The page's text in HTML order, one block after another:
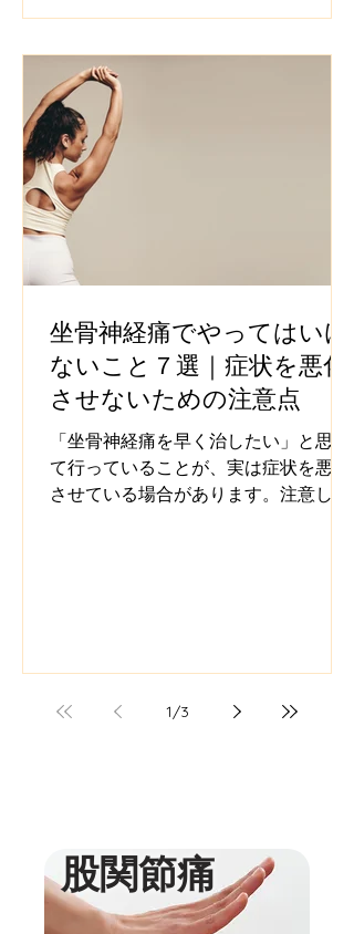
坐骨神経痛でやってはいけ
ないこと７選｜症状を悪化
させないための注意点
「坐骨神経痛を早く治したい」と思っ
て行っていることが、実は症状を悪化
させている場合があります。注意した
1/3
​股関節痛